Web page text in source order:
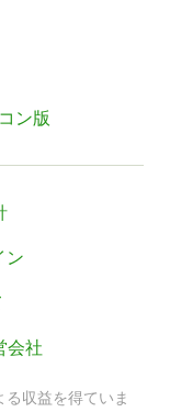
ン版
ン
会社
収益を得ていま